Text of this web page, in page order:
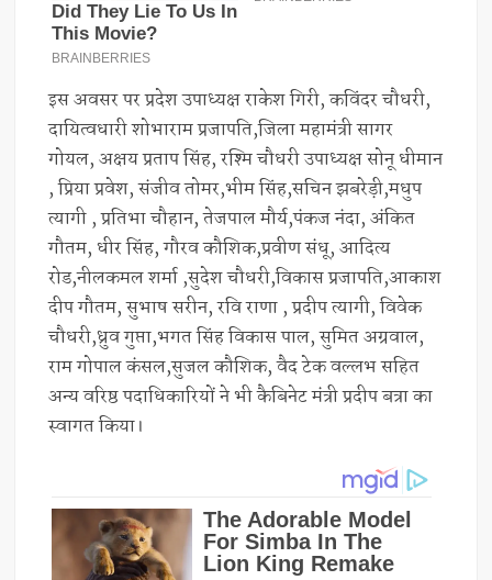
इस अवसर पर प्रदेश उपाध्यक्ष राकेश गिरी, कविंदर चौधरी,
दायित्वधारी शोभाराम प्रजापति,जिला महामंत्री सागर
गोयल, अक्षय प्रताप सिंह, रश्मि चौधरी उपाध्यक्ष सोनू धीमान
, प्रिया प्रवेश, संजीव तोमर,भीम सिंह,सचिन झबरेड़ी,मधुप
त्यागी , प्रतिभा चौहान, तेजपाल मौर्य,पंकज नंदा, अंकित
गौतम, धीर सिंह, गौरव कौशिक,प्रवीण संधू, आदित्य
रोड,नीलकमल शर्मा ,सुदेश चौधरी,विकास प्रजापति,आकाश
दीप गौतम, सुभाष सरीन, रवि राणा , प्रदीप त्यागी, विवेक
चौधरी,ध्रुव गुप्ता,भगत सिंह विकास पाल, सुमित अग्रवाल,
राम गोपाल कंसल,सुजल कौशिक, वैद टेक वल्लभ सहित
अन्य वरिष्ठ पदाधिकारियों ने भी कैबिनेट मंत्री प्रदीप बत्रा का
स्वागत किया।